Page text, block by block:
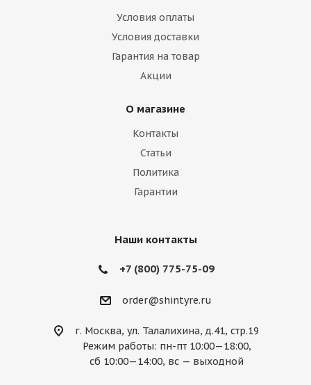
Условия оплаты
Условия доставки
Гарантия на товар
Акции
О магазине
Контакты
Статьи
Политика
Гарантии
Наши контакты
+7 (800) 775-75-09
order@shintyre.ru
г. Москва, ул. Талалихина, д.41, стр.19
Режим работы: пн-пт 10:00—18:00,
сб 10:00—14:00, вс — выходной